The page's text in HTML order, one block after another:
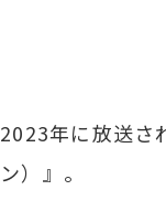
2023年に放送さ
ン）』。